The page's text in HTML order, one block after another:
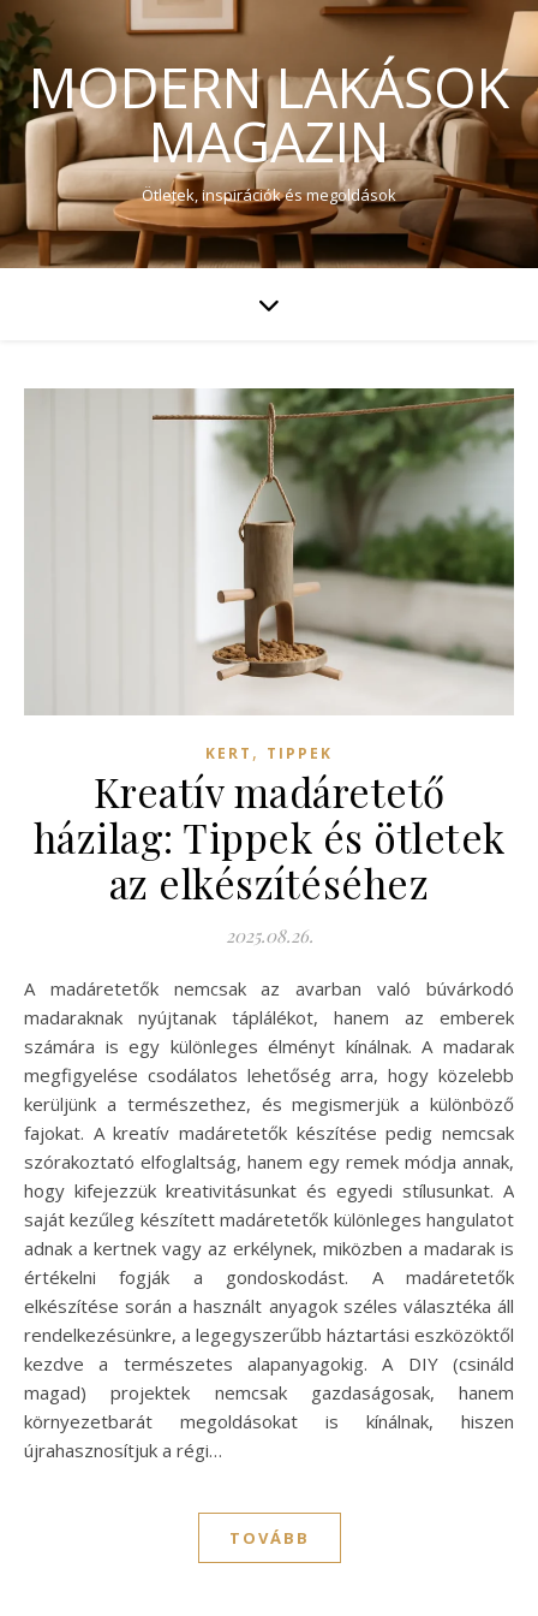
MODERN LAKÁSOK
MAGAZIN
Ötletek, inspirációk és megoldások
KERT , TIPPEK
Kreatív madáretető
házilag: Tippek és ötletek
az elkészítéséhez
2025.08.26.
A madáretetők nemcsak az avarban való búvárkodó
madaraknak nyújtanak táplálékot, hanem az emberek
számára is egy különleges élményt kínálnak. A madarak
megfigyelése csodálatos lehetőség arra, hogy közelebb
kerüljünk a természethez, és megismerjük a különböző
fajokat. A kreatív madáretetők készítése pedig nemcsak
szórakoztató elfoglaltság, hanem egy remek módja annak,
hogy kifejezzük kreativitásunkat és egyedi stílusunkat. A
saját kezűleg készített madáretetők különleges hangulatot
adnak a kertnek vagy az erkélynek, miközben a madarak is
értékelni fogják a gondoskodást. A madáretetők
elkészítése során a használt anyagok széles választéka áll
rendelkezésünkre, a legegyszerűbb háztartási eszközöktől
kezdve a természetes alapanyagokig. A DIY (csináld
magad) projektek nemcsak gazdaságosak, hanem
környezetbarát megoldásokat is kínálnak, hiszen
újrahasznosítjuk a régi…
TOVÁBB